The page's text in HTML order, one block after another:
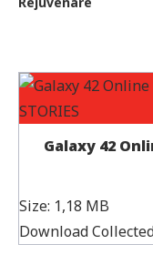
Galaxy 42
Size: 1,18 MB
Download